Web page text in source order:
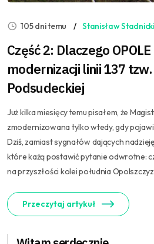
105 dni temu Stanisław Stadnicki
Część 2: Dlaczego
modernizacji linii 137
Podsudeckiej
Już kilka miesięcy temu pisałem, że
zmodernizowana tylko wtedy, gdy
Dziś, zamiast sygnałów dających
które każą postawić pytanie odwrotne:
na przyszłości kolei południa
Przeczytaj artykuł